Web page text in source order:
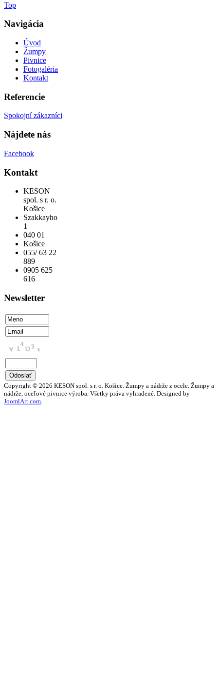
Top
Navigácia
Úvod
Žumpy
Pivnice
Fotogaléria
Kontakt
Referencie
Spokojní zákazníci
Nájdete nás
Facebook
Kontakt
KESON
spol. s r. o.
Košice
Szakkayho
1
040 01
Košice
055/ 63 22
889
0905 625
616
Newsletter
Copyright © 2026 KESON spol. s r. o. Košice. Žumpy a nádrže z ocele. Žumpy a
nádrže, oceľové pivnice výroba. Všetky práva vyhradené. Designed by
JoomlArt.com